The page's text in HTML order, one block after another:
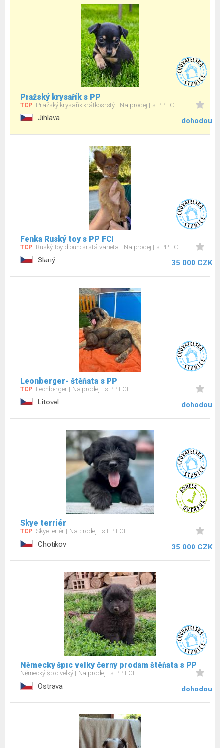
Pražský krysařík s PP
TOP Pražský krysařík krátkosrstý Na prodej s PP FCI
Jihlava dohodou
Fenka Ruský toy s PP FCI
TOP Ruský Toy dlouhosrstá varieta Na prodej s PP FCI
Slaný 35 000 CZK
Leonberger- štěňata s PP
TOP Leonberger Na prodej s PP FCI
Litovel dohodou
Skye terriér
TOP Skye teriér Na prodej s PP FCI
Chotíkov 35 000 CZK
Německý špic velký černý prodám štěňata s PP
Německý špic velký Na prodej s PP FCI
Ostrava dohodou